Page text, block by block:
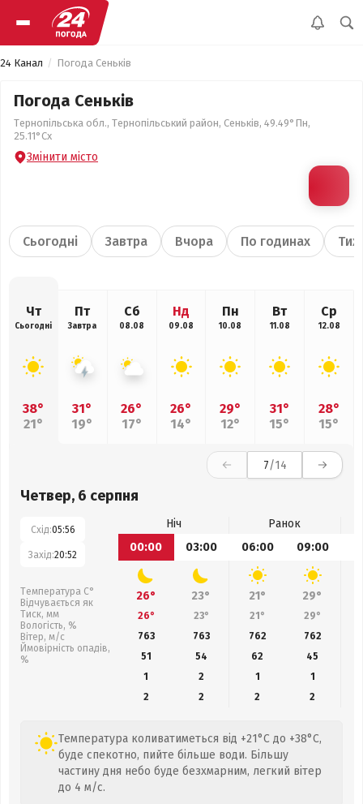
24 Канал Погода Сеньків
Погода Сеньків
Тернопільська обл., Тернопільський район, Сеньків, 49.49°Пн,
25.11°Сх
Змінити місто
Сьогодні Завтра Вчора По годинах
Чт
Сьогодні
38°
21°
Пт
Завтра
31°
19°
Сб
08.08
26°
17°
Нд
09.08
26°
14°
Пн
10.08
29°
12°
Вт
11.08
31°
15°
Ср
12.08
28°
15°
7/14
Четвер, 6 серпня
Схід:05:56
Захід:20:52
Температура С°
Відчувається як
Тиск, мм
Вологість, %
Вітер, м/с
Ймовірність опадів,
%
Ніч
Ранок
00:00
03:00 06:00 09:00
26° 23° 21° 29°
26° 23° 21° 29°
763
763 762 762
51
54 62 45
1
2 1
1
2
2 2 2
Температура коливатиметься від +21°C до +38°C,
буде спекотно, пийте більше води. Більшу
частину дня небо буде безхмарним, легкий вітер
до 4 м/с.